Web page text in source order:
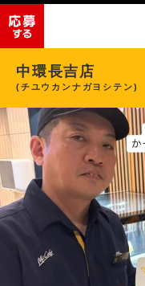
中環長吉店
(チユウカンナガヨシテン)